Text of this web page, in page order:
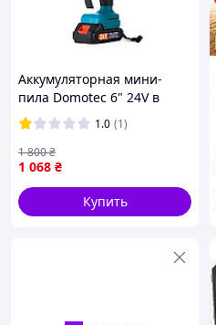
Аккумуляторная мини-
пила Domotec 6" 24V в
кейсе с двумя батареями
Синий (2104618704) D14-
2026
1.0 (1)
1 068 ₴
1 800₴
Купить